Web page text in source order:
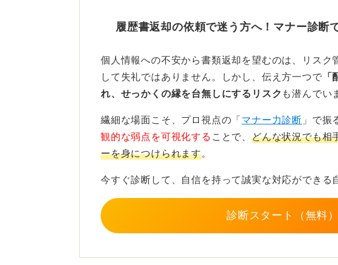
履歴書返却の依頼で迷う方へ！マナー診断
個人情報への不安から書類返却を望むのは、リスク
して失礼ではありません。しかし、伝え方一つで
れ、せっかくの縁を台無しにするリスク も潜んでい
繊細な場面こそ、プロ視点の「 マナー力診断 」で振
観的な弱点を可視化する ことで、どんな状況でも相
ーを身につけられます。
今すぐ診断して、自信を持って誠実な対応ができる
診断スタート（無料）